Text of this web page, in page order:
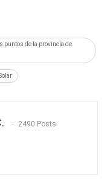
puntos de la provincia de
2490 Posts